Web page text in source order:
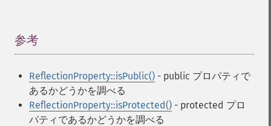
参考
ReflectionProperty::isPublic() - public プロパティで
あるかどうかを調べる
ReflectionProperty::isProtected() - protected プロ
パティであるかどうかを調べる